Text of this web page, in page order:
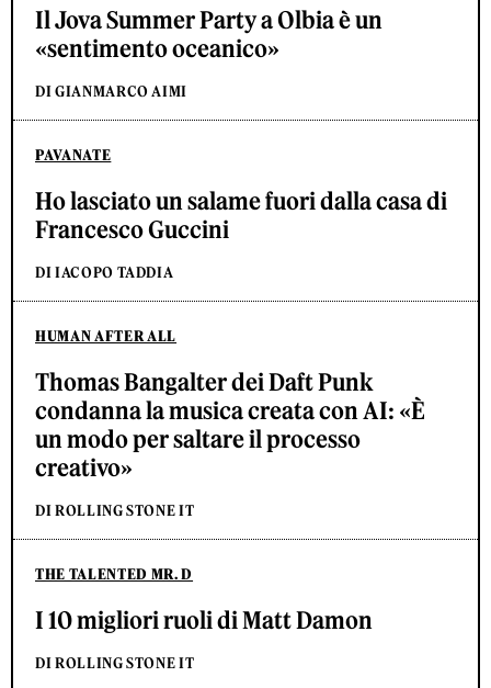
Il Jova Summer Party a Olbia è un
«sentimento oceanico»
DI GIANMARCO AIMI
PAVANATE
Ho lasciato un salame fuori dalla casa di
Francesco Guccini
DI IACOPO TADDIA
HUMAN AFTER ALL
Thomas Bangalter dei Daft Punk
condanna la musica creata con AI: «È
un modo per saltare il processo
creativo»
DI ROLLING STONE IT
THE TALENTED MR. D
I 10 migliori ruoli di Matt Damon
DI ROLLING STONE IT